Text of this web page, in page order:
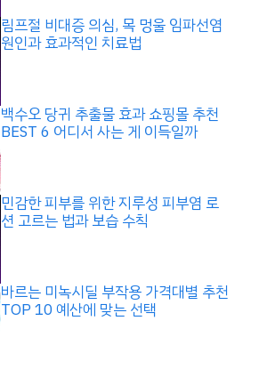
림프절 비대증 의심, 목 멍울 임파선염
원인과 효과적인 치료법
백수오 당귀 추출물 효과 쇼핑몰 추천
BEST 6 어디서 사는 게 이득일까
민감한 피부를 위한 지루성 피부염 로
션 고르는 법과 보습 수칙
바르는 미녹시딜 부작용 가격대별 추천
TOP 10 예산에 맞는 선택